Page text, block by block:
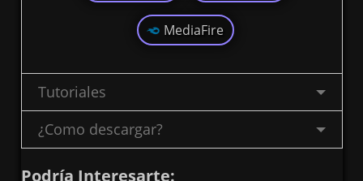
MediaFire
Tutoriales
¿Como descargar?
Podría Interesarte: